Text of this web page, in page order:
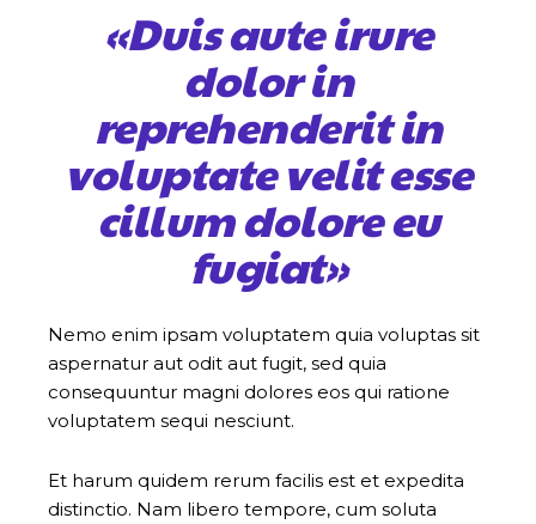
«Duis aute irure
dolor in
reprehenderit in
voluptate velit esse
cillum dolore eu
fugiat»
Nemo enim ipsam voluptatem quia voluptas sit
aspernatur aut odit aut fugit, sed quia
consequuntur magni dolores eos qui ratione
voluptatem sequi nesciunt.
Et harum quidem rerum facilis est et expedita
distinctio. Nam libero tempore, cum soluta